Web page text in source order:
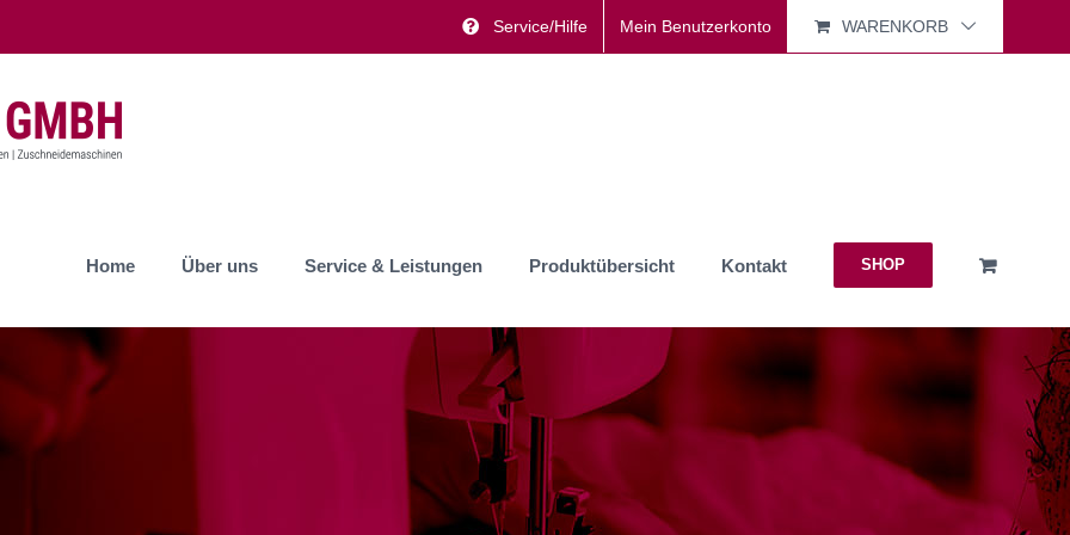
Service/Hilfe Mein Benutzerkonto WARENKORB
Home Über uns Service & Leistungen Produktübersicht Kontakt SHOP